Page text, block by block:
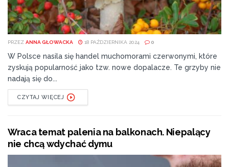
PRZEZ ANNA GŁOWACKA 18 PAŹDZIERNIKA 2024 0
W Polsce nasila się handel muchomorami czerwonymi, które
zyskują popularność jako tzw. nowe dopalacze. Te grzyby nie
nadają się do...
CZYTAJ WIĘCEJ
Wraca temat palenia na balkonach. Niepalący
nie chcą wdychać dymu